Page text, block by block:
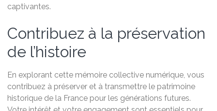
captivantes.
Contribuez à la préservation
de l’histoire
En explorant cette mémoire collective numérique, vous
contribuez à préserver et à transmettre le patrimoine
historique de la France pour les générations futures.